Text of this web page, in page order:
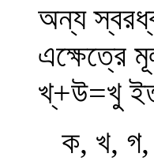
অন্য
এক্ষেত্রে
খ্+উ=খু
ক, খ,